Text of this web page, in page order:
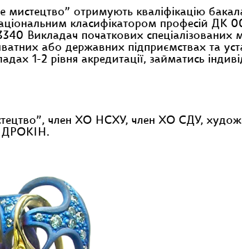
отримують кваліфікацію
класифікатором професій ДК
Викладач початкових спеціалізованих
або державних підприємствах та
1-2 рівня акредитації, займатись
член ХО НСХУ, член ХО СДУ,
ДРОКІН.